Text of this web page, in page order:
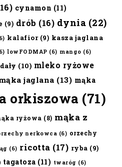
cynamon (11)
(9) drób (16) dynia (22)
kalafior(9) kasza jaglana
lowFODMAP (6) mango (6)
(10) mleko ryżowe
jaglana (13) mąka
orkiszowa (71)
ryżowa (8) mąka z
nerkowca (6) orzechy
(6) ricotta (17) ryba (9)
tagatoza (11) twaróg (6)